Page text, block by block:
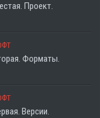
Проект.
Форматы.
Версии.